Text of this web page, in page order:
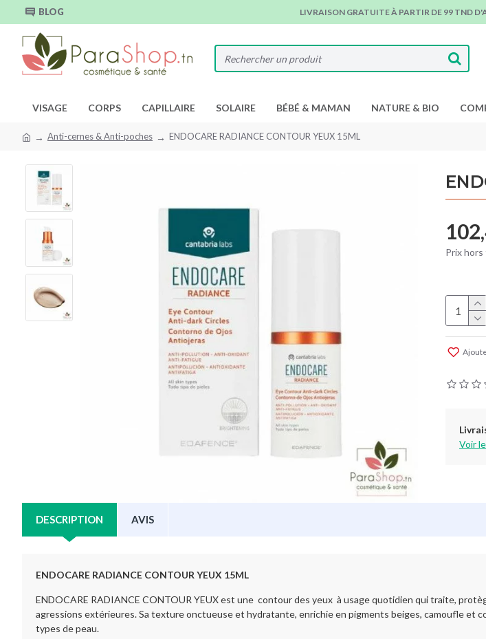
BLOG LIVRAISON GRATUITE À PARTIR DE 99 TND
VISAGE CORPS CAPILLAIRE SOLAIRE BÉBÉ & MAMAN NATURE & BIO
Anti-cernes & Anti-poches ENDOCARE RADIANCE CONTOUR YEUX 15ML
Prix
Voir
DESCRIPTION AVIS
ENDOCARE RADIANCE CONTOUR YEUX 15ML
ENDOCARE RADIANCE CONTOUR YEUX est une contour des yeux à usage quotidien qui traite,
agressions extérieures. Sa texture onctueuse et hydratante, enrichie en pigments beiges, camoufle et
types de peau.